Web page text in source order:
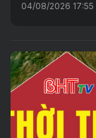
04/08/2026 17:55